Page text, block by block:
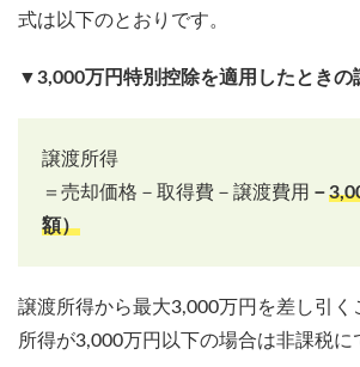
式は以下のとおりです。
▼3,000万円特別控除を適用したときの
譲渡所得
＝売却価格－取得費－譲渡費用 －
額）
譲渡所得から最大3,000万円を差し引く
所得が3,000万円以下の場合は非課税に